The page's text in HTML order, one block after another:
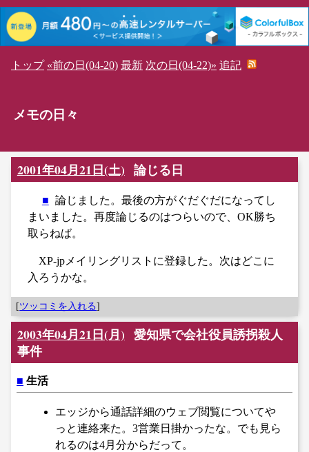
トップ «前の日(04-20) 最新 次の日(04-22)» 追記
メモの日々
2001年04月21日(土) 論じる日
■ 論じました。最後の方がぐだぐだになってし
まいました。再度論じるのはつらいので、OK勝ち
取らねば。
XP-jpメイリングリストに登録した。次はどこに
入ろうかな。
[ツッコミを入れる]
2003年04月21日(月)
愛知県で会社役員誘拐殺人
事件
■ 生活
エッジから通話詳細のウェブ閲覧についてや
っと連絡来た。3営業日掛かったな。でも見ら
れるのは4月分からだって。